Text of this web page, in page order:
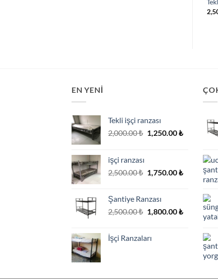
EN YENI
Tekli işçi ranzası
2,000.00₺ Orijinal
1,250.00₺Şu
1,250.00 ₺.
işçi ranzası
2,500.00₺ Orijinal
1,750.00₺Şu
andaki
1,750.00 ₺.
Şantiye Ranzası
2,500.00₺ Orijinal
1,800.00₺Şu
andaki
1,800.00
İşçi Ranzaları